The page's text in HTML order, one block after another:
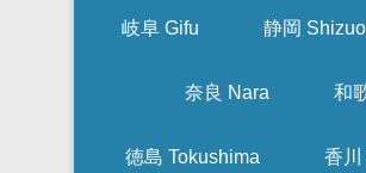
岐阜 Gifu 静岡
奈良 Nara 和
徳島 Tokushima 香